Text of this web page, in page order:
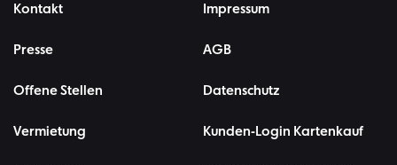
Kontakt
Presse
Offene Stellen
Vermietung
Impressum
AGB
Datenschutz
Kunden-Login Kartenkauf